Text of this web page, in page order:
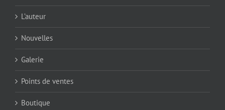
L’auteur
Nouvelles
Galerie
Points de ventes
Boutique